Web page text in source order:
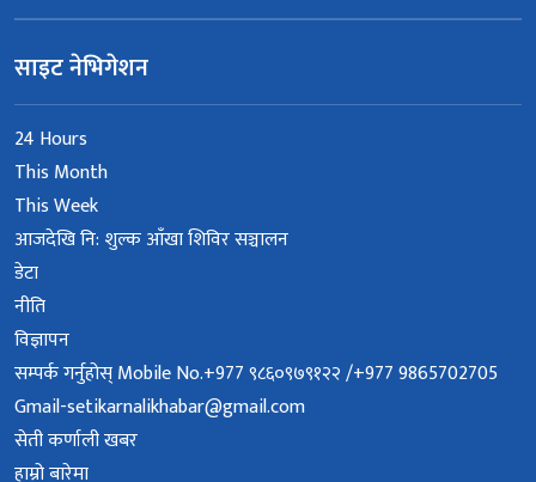
साइट नेभिगेशन
24 Hours
This Month
This Week
आजदेखि नि: शुल्क आँखा शिविर सञ्चालन
डेटा
नीति
विज्ञापन
सम्पर्क गर्नुहोस् Mobile No.+977 ९८६०९७९१२२ /+977 9865702705
Gmail-setikarnalikhabar@gmail.com
सेती कर्णाली खबर
हाम्रो बारेमा